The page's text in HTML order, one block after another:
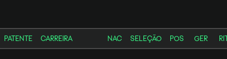
PATENTE CARREIRA NAC SELEÇÃO POS GER